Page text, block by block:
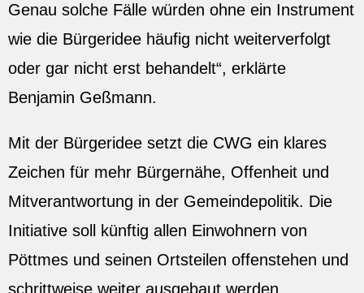
Genau solche Fälle würden ohne ein Instrument
wie die Bürgeridee häufig nicht weiterverfolgt
oder gar nicht erst behandelt“, erklärte
Benjamin Geßmann.
Mit der Bürgeridee setzt die CWG ein klares
Zeichen für mehr Bürgernähe, Offenheit und
Mitverantwortung in der Gemeindepolitik. Die
Initiative soll künftig allen Einwohnern von
Pöttmes und seinen Ortsteilen offenstehen und
schrittweise weiter ausgebaut werden.